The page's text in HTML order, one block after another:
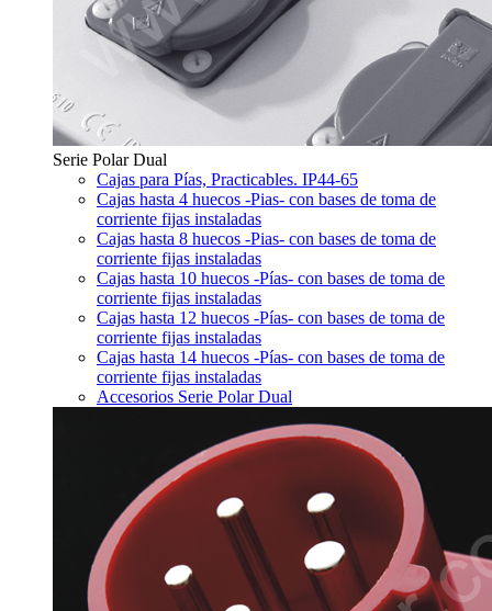
Serie Polar Dual
Cajas para Pías, Practicables. IP44-65
Cajas hasta 4 huecos -Pias- con bases de toma de
corriente fijas instaladas
Cajas hasta 8 huecos -Pias- con bases de toma de
corriente fijas instaladas
Cajas hasta 10 huecos -Pías- con bases de toma de
corriente fijas instaladas
Cajas hasta 12 huecos -Pías- con bases de toma de
corriente fijas instaladas
Cajas hasta 14 huecos -Pías- con bases de toma de
corriente fijas instaladas
Accesorios Serie Polar Dual